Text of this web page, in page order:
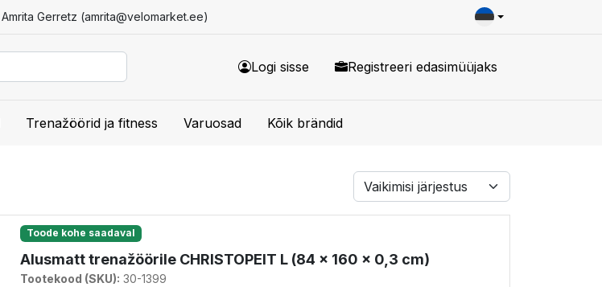
Gerretz (amrita@velomarket.ee)
Logi sisse Registreeri edasimüüjaks
Trenažöörid ja fitness Varuosad Kõik brändid
Toode kohe saadaval
Alusmatt trenažöörile CHRISTOPEIT L (84 x 160 x 0,3 cm)
Tootekood (SKU): 30-1399